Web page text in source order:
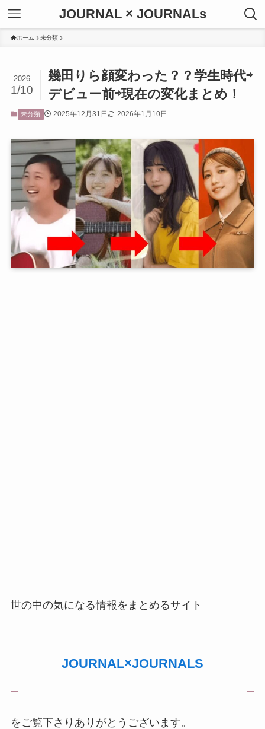
JOURNAL × JOURNALs
ホーム 未分類
幾田りら顔変わった？？学生時代⇨
デビュー前⇨現在の変化まとめ！
2026
1/10
未分類 2025年12月31日 2026年1月10日
世の中の気になる情報をまとめるサイト
JOURNAL×JOURNALS
をご覧下さりありがとうございます。